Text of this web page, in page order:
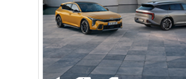
Sport
Nem engedték be a
stadionba
A FIFA fontosnak tartja az